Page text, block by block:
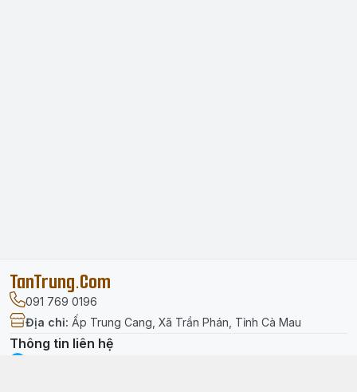
TanTrung.Com
091 769 0196
Địa chỉ: Ấp Trung Cang, Xã Trần Phán, Tỉnh Cà Mau
Thông tin liên hệ